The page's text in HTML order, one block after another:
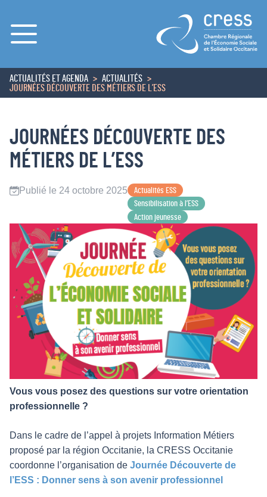
Menu
ACCUEIL
ACTUALITÉS ET AGENDA
ACTUALITÉS
JOURNÉES DÉCOUVERTE DES MÉTIERS DE L’ESS
JOURNÉES DÉCOUVERTE DES
MÉTIERS DE L’ESS
Publié le 24 octobre 2025
Actualités ESS
Sensibilisation à l’ESS
Action jeunesse
Vous vous posez des questions sur votre orientation
professionnelle ?
Dans le cadre de l’appel à projets Information Métiers
proposé par la région Occitanie, la CRESS Occitanie
coordonne l’organisation de Journée Découverte de
l’ESS : Donner sens à son avenir professionnel